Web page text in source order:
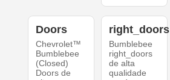
Doors
Chevrolet™
Bumblebee
(Closed)
Doors de
right_doors
Bumblebee
right_doors
de alta
qualidade